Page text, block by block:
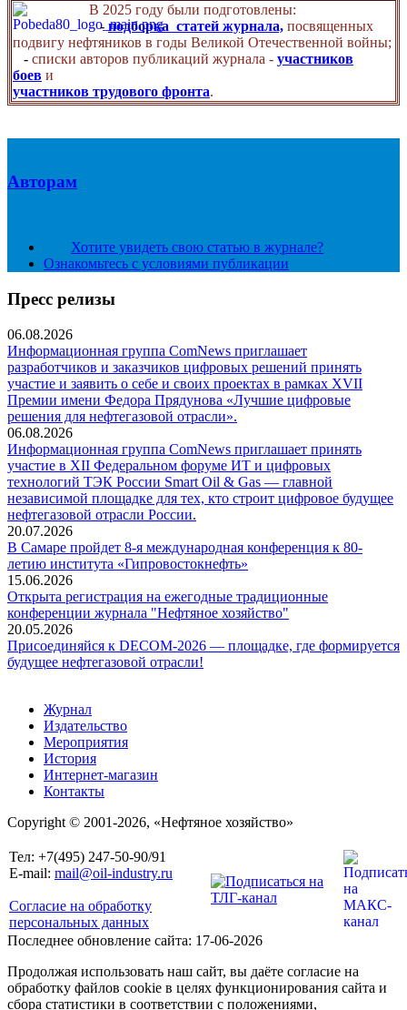
В 2025 году были подготовлены:
- подборка статей журнала, посвященных
подвигу нефтяников в годы Великой Отечественной войны;
- списки авторов публикаций журнала - участников
боев и
участников трудового фронта.
Авторам
Хотите увидеть свою статью в журнале?
Ознакомьтесь с условиями публикации
Пресс релизы
06.08.2026
Информационная группа ComNews приглашает
разработчиков и заказчиков цифровых решений принять
участие и заявить о себе и своих проектах в рамках XVII
Премии имени Федора Прядунова «Лучшие цифровые
решения для нефтегазовой отрасли».
06.08.2026
Информационная группа ComNews приглашает принять
участие в XII Федеральном форуме ИТ и цифровых
технологий ТЭК России Smart Oil & Gas — главной
независимой площадке для тех, кто строит цифровое будущее
нефтегазовой отрасли России.
20.07.2026
В Самаре пройдет 8-я международная конференция к 80-
летию института «Гипровостокнефть»
15.06.2026
Открыта регистрация на ежегодные традиционные
конференции журнала "Нефтяное хозяйство"
20.05.2026
Присоединяйся к DECOM-2026 — площадке, где формируется
будущее нефтегазовой отрасли!
Журнал
Издательство
Мероприятия
История
Интернет-магазин
Контакты
Copyright © 2001-2026, «Нефтяное хозяйство»
Тел: +7(495) 247-50-90/91
E-mail: mail@oil-industry.ru
Согласие на обработку
персональных данных
Последнее обновление сайта: 17-06-2026
Продолжая использовать наш сайт, вы даёте согласие на
обработку файлов cookie в целях функционирования сайта и
сбора статистики в соответствии с положениями,